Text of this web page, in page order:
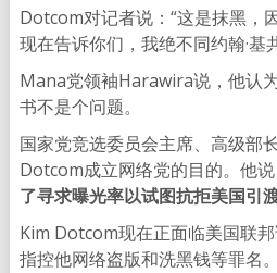
Dotcom对记者说：“这是抹黑，
现在告诉你们，我绝不同约翰·基
Mana党领袖Harawira说，他认
书不是个问题。
国家党竞选委员会主席、高级部
Dotcom成立网络党的目的。他说
了寻求曝光率以试图抗拒美国引
Kim Dotcom现在正面临美国联
指控他网络盗版和洗黑钱等罪名。